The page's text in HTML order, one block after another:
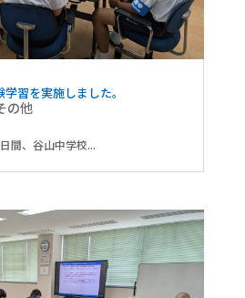
習を実施しました。
の他
間、谷山中学校...